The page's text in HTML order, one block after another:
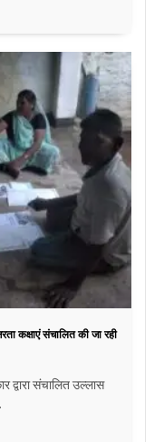
कक्षाएं संचालित की जा रही
संचालित उल्लास